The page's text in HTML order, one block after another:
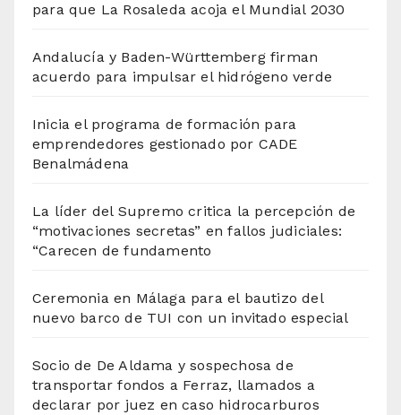
para que La Rosaleda acoja el Mundial 2030
Andalucía y Baden-Württemberg firman
acuerdo para impulsar el hidrógeno verde
Inicia el programa de formación para
emprendedores gestionado por CADE
Benalmádena
La líder del Supremo critica la percepción de
“motivaciones secretas” en fallos judiciales:
“Carecen de fundamento
Ceremonia en Málaga para el bautizo del
nuevo barco de TUI con un invitado especial
Socio de De Aldama y sospechosa de
transportar fondos a Ferraz, llamados a
declarar por juez en caso hidrocarburos